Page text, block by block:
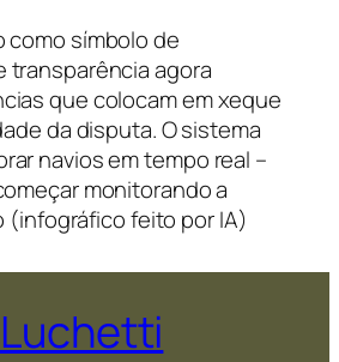
como símbolo de
transparência agora
que colocam em xeque
da disputa. O sistema
navios em tempo real –
monitorando a
(infográfico feito por IA)